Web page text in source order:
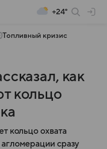
+24°
Топливный кризис
как
кольцо
кольцо охвата
сразу